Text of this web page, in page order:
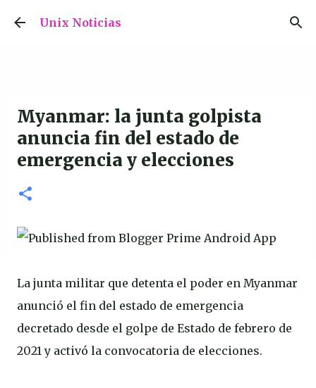
Ir al contenido principal
Unix Noticias
Myanmar: la junta golpista
anuncia fin del estado de
emergencia y elecciones
La junta militar que detenta el poder en Myanmar
anunció el fin del estado de emergencia
decretado desde el golpe de Estado de febrero de
2021 y activó la convocatoria de elecciones.